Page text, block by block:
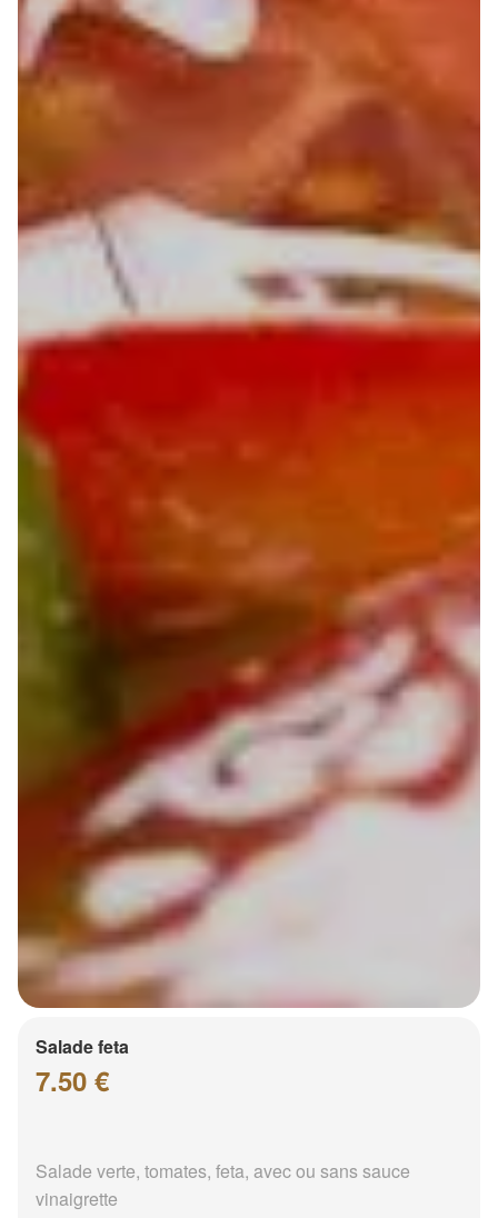
Salade feta
7.50 €
Salade verte, tomates, feta, avec ou sans sauce
vinaigrette